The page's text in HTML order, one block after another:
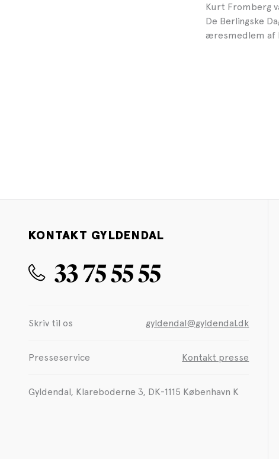
Kurt Fromberg
De Berlingske
æresmedlem af
KONTAKT GYLDENDAL
33 75 55 55
Skriv til os gyldendal@gyldendal.dk
Presseservice Kontakt presse
Gyldendal, Klareboderne 3, DK-1115 København K